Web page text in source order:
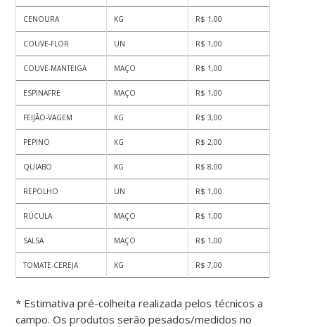
CENOURA KG R$ 1,00
COUVE-FLOR UN R$ 1,00
COUVE-MANTEIGA MAÇO R$ 1,00
ESPINAFRE MAÇO R$ 1,00
FEIJÃO-VAGEM KG R$ 3,00
PEPINO KG R$ 2,00
QUIABO KG R$ 8,00
REPOLHO UN R$ 1,00
RÚCULA MAÇO R$ 1,00
SALSA MAÇO R$ 1,00
TOMATE-CEREJA KG R$ 7,00
* Estimativa pré-colheita realizada pelos técnicos a
campo. Os produtos serão pesados/medidos no